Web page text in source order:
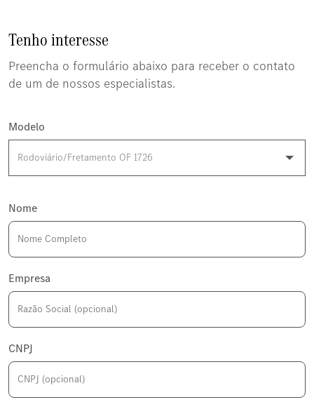
Tenho interesse
Preencha o formulário abaixo para receber o contato
de um de nossos especialistas.
Modelo
Nome
Empresa
CNPJ